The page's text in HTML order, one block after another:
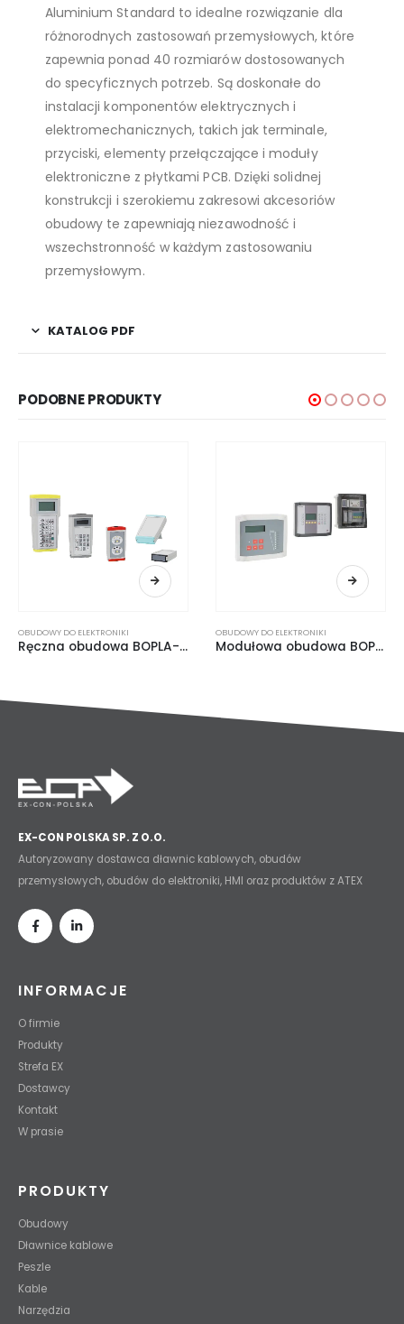
Aluminium Standard to idealne rozwiązanie dla
różnorodnych zastosowań przemysłowych, które
zapewnia ponad 40 rozmiarów dostosowanych
do specyficznych potrzeb. Są doskonałe do
instalacji komponentów elektrycznych i
elektromechanicznych, takich jak terminale,
przyciski, elementy przełączające i moduły
elektroniczne z płytkami PCB. Dzięki solidnej
konstrukcji i szerokiemu zakresowi akcesoriów
obudowy te zapewniają niezawodność i
wszechstronność w każdym zastosowaniu
przemysłowym.
KATALOG PDF
PODOBNE PRODUKTY
OBUDOWY DO ELEKTRONIKI
Ręczna obudowa BOPLA-Arteb
OBUDOWY DO ELEKTRONIKI
Modułowa obudowa BOPLA Bocard
EX-CON POLSKA SP. Z O.O.
Autoryzowany dostawca dławnic kablowych, obudów
przemysłowych, obudów do elektroniki, HMI oraz produktów z ATEX
INFORMACJE
O firmie
Produkty
Strefa EX
Dostawcy
Kontakt
W prasie
PRODUKTY
Obudowy
Dławnice kablowe
Peszle
Kable
Narzędzia